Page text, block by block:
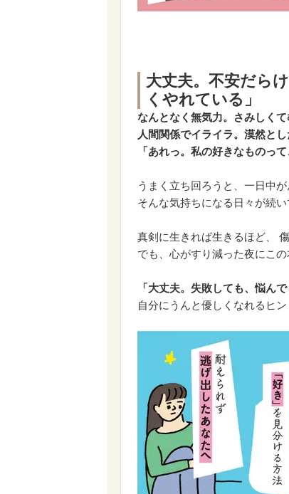
大丈夫。不安だら
くやれている」
なんとなく無気力。さみしくて
人間関係でイライラ。漠然とし
「あれっ。私の好きなものっ
うまく立ち回ろうと、一日中
そんな気持ちになる日々が続
真剣に生きれば生きるほど、
でも、心がすり減った夜にこ
「大丈夫。失敗しても、悩ん
自分にうんと優しくなれるヒ